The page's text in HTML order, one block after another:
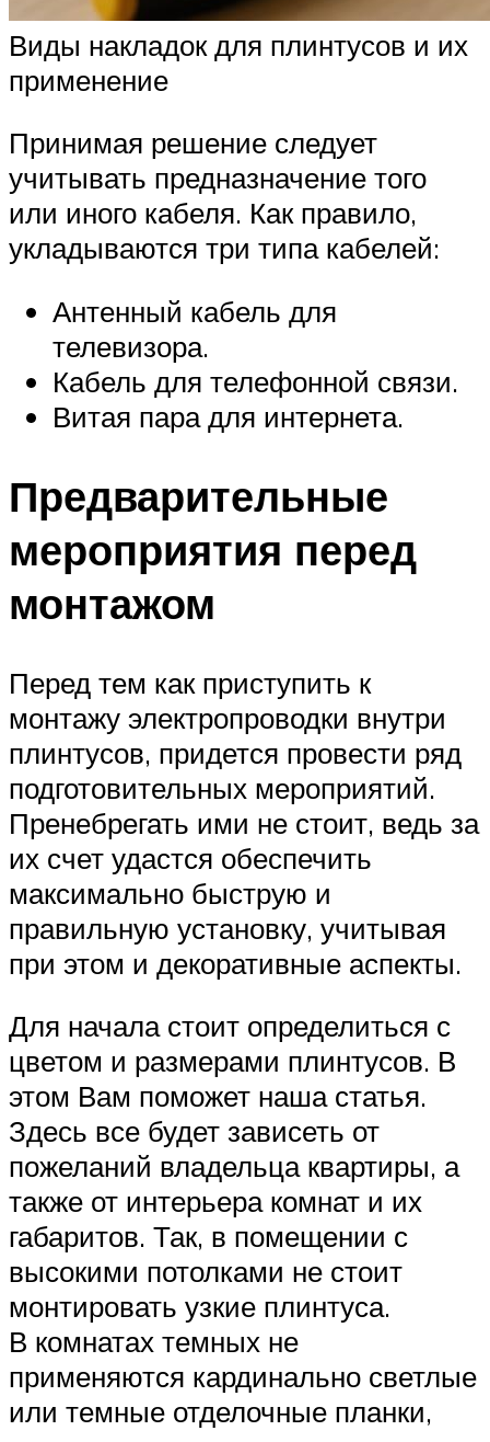
Виды накладок для плинтусов и их
применение
Принимая решение следует
учитывать предназначение того
или иного кабеля. Как правило,
укладываются три типа кабелей:
Антенный кабель для
телевизора.
Кабель для телефонной связи.
Витая пара для интернета.
Предварительные
мероприятия перед
монтажом
Перед тем как приступить к
монтажу электропроводки внутри
плинтусов, придется провести ряд
подготовительных мероприятий.
Пренебрегать ими не стоит, ведь за
их счет удастся обеспечить
максимально быструю и
правильную установку, учитывая
при этом и декоративные аспекты.
Для начала стоит определиться с
цветом и размерами плинтусов. В
этом Вам поможет наша статья.
Здесь все будет зависеть от
пожеланий владельца квартиры, а
также от интерьера комнат и их
габаритов. Так, в помещении с
высокими потолками не стоит
монтировать узкие плинтуса.
В комнатах темных не
применяются кардинально светлые
или темные отделочные планки,